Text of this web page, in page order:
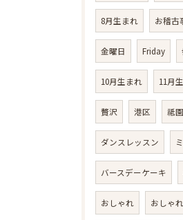
8月生まれ お稽古
金曜日 Friday
10月生まれ 11月
贅沢 港区 祗園
ダンスレッスン
バースデーケーキ
おしゃれ おしゃ